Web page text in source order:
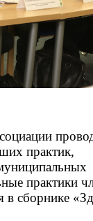
практик,
практики
в сборнике